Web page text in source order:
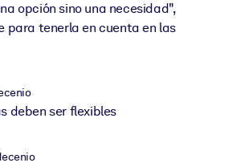
opción sino una necesidad",
para tenerla en cuenta en las
deben ser flexibles